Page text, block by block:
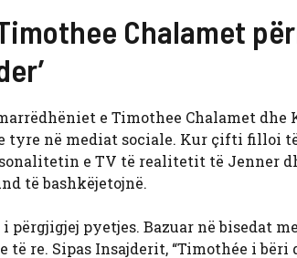
Chalamet
e Timothee Chalamet dhe
tyre në mediat sociale. Kur çifti filloi
e TV të realitetit të Jenner
të bashkëjetojnë.
pyetjes. Bazuar në bisedat
të re. Sipas Insajderit, “Timothée i